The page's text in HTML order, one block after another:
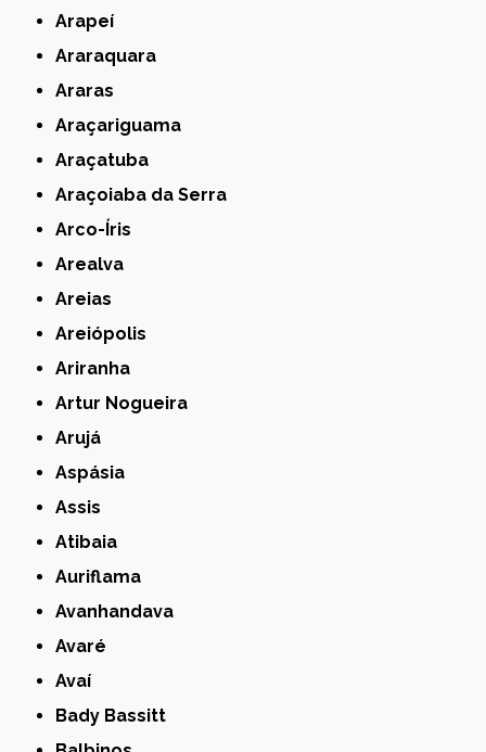
Arapeí
Araraquara
Araras
Araçariguama
Araçatuba
Araçoiaba da Serra
Arco-Íris
Arealva
Areias
Areiópolis
Ariranha
Artur Nogueira
Arujá
Aspásia
Assis
Atibaia
Auriflama
Avanhandava
Avaré
Avaí
Bady Bassitt